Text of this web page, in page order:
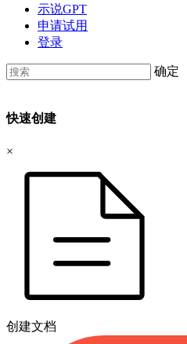
示说GPT
申请试用
登录
确定
快速创建
×
创建文档